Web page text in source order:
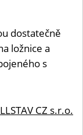
dostatečně
ložnice a
s
CZ s.r.o.